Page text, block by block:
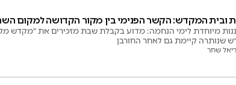
ובית המקדש: הקשר הפנימי בין מקור הקדושה למקום
מיוחדת לימי הנחמה: מדוע בקבלת שבת מזכירים את "מקדש
שנותרה קיימת גם לאחר החורבן
שחר